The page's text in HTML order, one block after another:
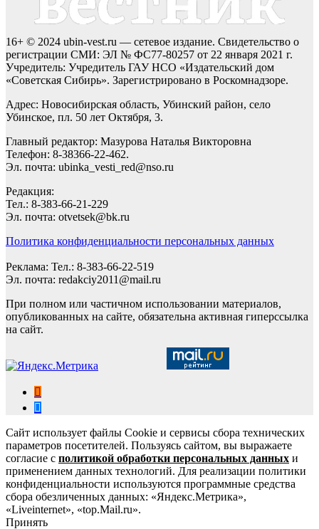
16+ © 2024 ubin-vest.ru — сетевое издание. Свидетельство о
регистрации СМИ: ЭЛ № ФС77-80257 от 22 января 2021 г.
Учредитель: Учредитель ГАУ НСО «Издательский дом
«Советская Сибирь». Зарегистрировано в Роскомнадзоре.
Адрес: Новосибирская область, Убинский район, село
Убинское, пл. 50 лет Октября, 3.
Главный редактор: Мазурова Наталья Викторовна
Телефон: 8-38366-22-462.
Эл. почта: ubinka_vesti_red@nso.ru
Редакция:
Тел.: 8-383-66-21-229
Эл. почта: otvetsek@bk.ru
Политика конфиденциальности персональных данных
Реклама: Тел.: 8-383-66-22-519
Эл. почта: redakciy2011@mail.ru
При полном или частичном использовании материалов,
опубликованных на сайте, обязательна активная гиперссылка
на сайт.
Сайт использует файлы Cookie и сервисы сбора технических
параметров посетителей. Пользуясь сайтом, вы выражаете
согласие с политикой обработки персональных данных и
применением данных технологий. Для реализации политики
конфиденциальности используются программные средства
сбора обезличенных данных: «Яндекс.Метрика»,
«Liveinternet», «top.Mail.ru».
Принять